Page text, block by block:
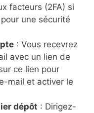
facteurs (2FA) si
une sécurité
: Vous recevrez
avec un lien de
ce lien pour
mail et activer le
dépôt : Dirigez-